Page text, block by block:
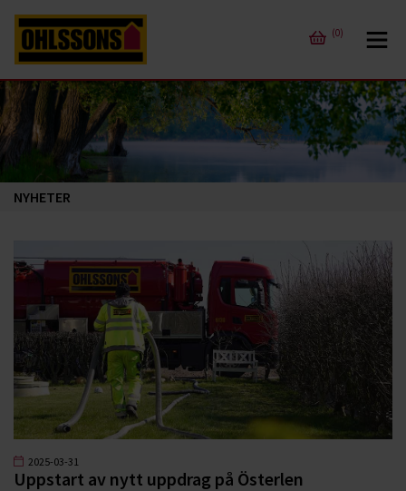
(0)
NYHETER
2025-03-31
Uppstart av nytt uppdrag på Österlen